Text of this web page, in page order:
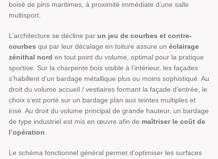
boisé de pins maritimes, à proximité immédiate d’une salle
multisport.
L’architecture se décline par un jeu de courbes et contre-
courbes qui par leur décalage en toiture assure un éclairage
zénithal nord en tout point du volume, optimal pour la pratique
sportive. Sur la charpente bois visible à l’intérieur, les façades
s’habillent d’un bardage métallique plus ou moins sophistiqué. Au
droit du volume accueil / vestiaires formant la façade d’entrée, le
choix s’est porté sur un bardage plan aux teintes multiples et
irisé. Au droit du volume principal de grande hauteur, un bardage
de type industriel est mis en œuvre afin de maîtriser le coût de
l’opération
Le schéma fonctionnel général permet d’optimiser les surfaces